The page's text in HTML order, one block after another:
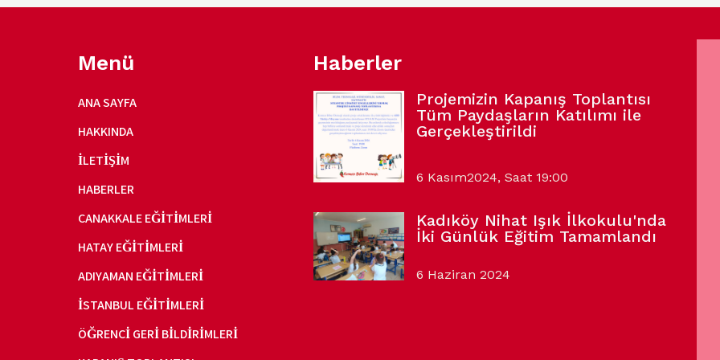
Menü
ANA SAYFA
HAKKINDA
İLETIŞIM
HABERLER
ÇANAKKALE EĞITIMLERI
HATAY EĞITIMLERI
ADIYAMAN EĞITIMLERI
İSTANBUL EĞITIMLERI
ÖĞRENCI GERI BILDIRIMLERI
Haberler
Projemizin Kapanış Toplantısı
Tüm Paydaşların Katılımı ile
Gerçekleştirildi
6 Kasım2024, Saat 19:00
Kadıköy Nihat Işık İlkokulu'nda
İki Günlük Eğitim Tamamlandı
6 Haziran 2024